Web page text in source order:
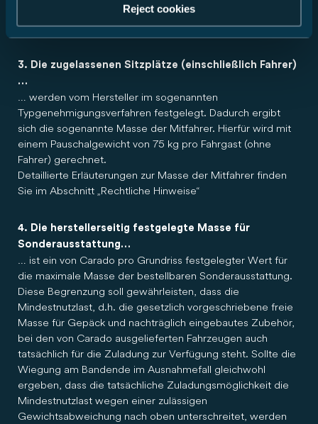
Reject cookies
Detaillierte Erläuterungen zur Masse in fahrbereitem
Zustand finden Sie im Abschnitt „Rechtliche Hinweise“.
3. Die zugelassenen Sitzplätze (einschließlich Fahrer)
…
… werden vom Hersteller im sogenannten
Typgenehmigungsverfahren festgelegt. Dadurch ergibt
sich die sogenannte Masse der Mitfahrer. Hierfür wird mit
einem Pauschalgewicht von 75 kg pro Fahrgast (ohne
Fahrer) gerechnet.
Detaillierte Erläuterungen zur Masse der Mitfahrer finden
Sie im Abschnitt „Rechtliche Hinweise“
4. Die herstellerseitig festgelegte Masse für
Sonderausstattung…
… ist ein von Carado pro Grundriss festgelegter Wert für
die maximale Masse der bestellbaren Sonderausstattung.
Diese Begrenzung soll gewährleisten, dass die
Mindestnutzlast, d.h. die gesetzlich vorgeschriebene freie
Masse für Gepäck und nachträglich eingebautes Zubehör,
bei den von Carado ausgelieferten Fahrzeugen auch
tatsächlich für die Zuladung zur Verfügung steht. Sollte die
Wiegung am Bandende im Ausnahmefall gleichwohl
ergeben, dass die tatsächliche Zuladungsmöglichkeit die
Mindestnutzlast wegen einer zulässigen
Gewichtsabweichung nach oben unterschreitet, werden